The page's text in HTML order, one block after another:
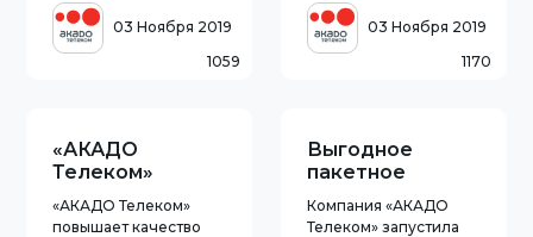
перерыва в
предоставлении
телевизионных услуг.
«Телетор». Для
03 Ноября 2019
1059
технологиям «АКАДО
Телеком». Подробности
на сайте Акадо Телеком:
03 Ноября 2019
1170
«АКАДО
Телеком»
модернизировал
сеть
«АКАДО Телеком»
повышает качество
Выгодное
пакетное
предложение для
клиентов SOHO
Компания «АКАДО
Телеком» запустила